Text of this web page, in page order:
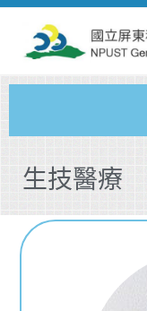
生技醫療